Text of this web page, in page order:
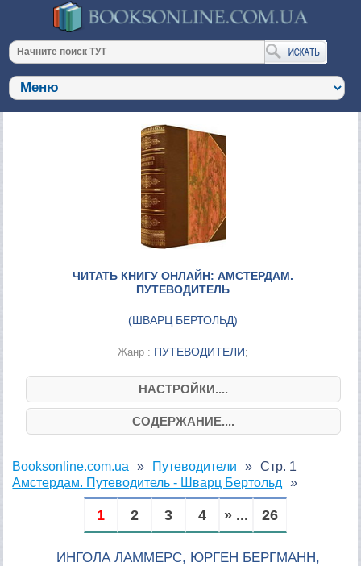
ЧИТАТЬ КНИГУ ОНЛАЙН: АМСТЕРДАМ.
ПУТЕВОДИТЕЛЬ
(ШВАРЦ БЕРТОЛЬД)
Жанр : ПУТЕВОДИТЕЛИ;
НАСТРОЙКИ....
СОДЕРЖАНИЕ....
Booksonline.com.ua
Путеводители
Амстердам. Путеводитель - Шварц Бертольд
Стр. 1
1 2 3 4 » ... 26
ИНГОЛА ЛАММЕРС, ЮРГЕН БЕРГМАНН,